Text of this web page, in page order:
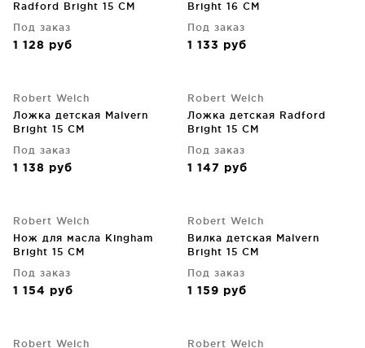
Radford Bright 15 CM
Под заказ
1 128 руб
Bright 16 CM
Под заказ
1 133 руб
Robert Welch
Ложка детская Malvern
Bright 15 CM
Под заказ
1 138 руб
Robert Welch
Ложка детская Radford
Bright 15 CM
Под заказ
1 147 руб
Robert Welch
Нож для масла Kingham
Bright 15 CM
Под заказ
1 154 руб
Robert Welch
Вилка детская Malvern
Bright 15 CM
Под заказ
1 159 руб
Robert Welch
Robert Welch